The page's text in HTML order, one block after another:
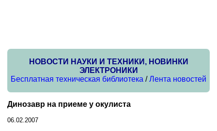
НОВОСТИ НАУКИ И ТЕХНИКИ, НОВИНКИ
ЭЛЕКТРОНИКИ
Бесплатная техническая библиотека /Лента новостей
Динозавр на приеме у окулиста
06.02.2007